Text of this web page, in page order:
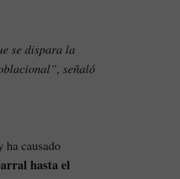
se dispara la
señaló
ha causado
hasta el